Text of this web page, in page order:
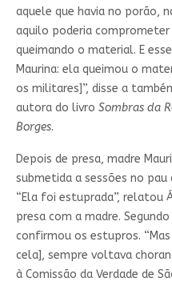
aquele que havia no porão,
aquilo poderia
queimando o material. E
Maurina: ela queimou o
os militares]”, disse a
autora do livro Sombras da
Borges.
Depois de presa, madre
submetida a sessões no
“Ela foi estuprada”, relatou
presa com a madre.
confirmou os estupros.
cela], sempre voltava
à Comissão da Verdade de